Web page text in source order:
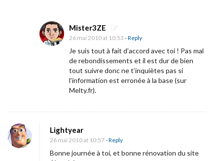
i
j
s
)
m
Mister3ZE
26 mai 2010 at 10:53 - Reply
Je suis tout à fait d’accord avec toi ! Pas mal
de rebondissements et il est dur de bien
tout suivre donc ne t’inquiètes pas si
l’information est erronée à la base (sur
Melty.fr).
Lightyear
26 mai 2010 at 10:57- Reply
Bonne journée à toi, et bonne rénovation du site